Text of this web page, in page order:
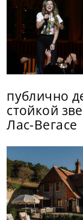
публично
стойкой
Лас-Вегасе